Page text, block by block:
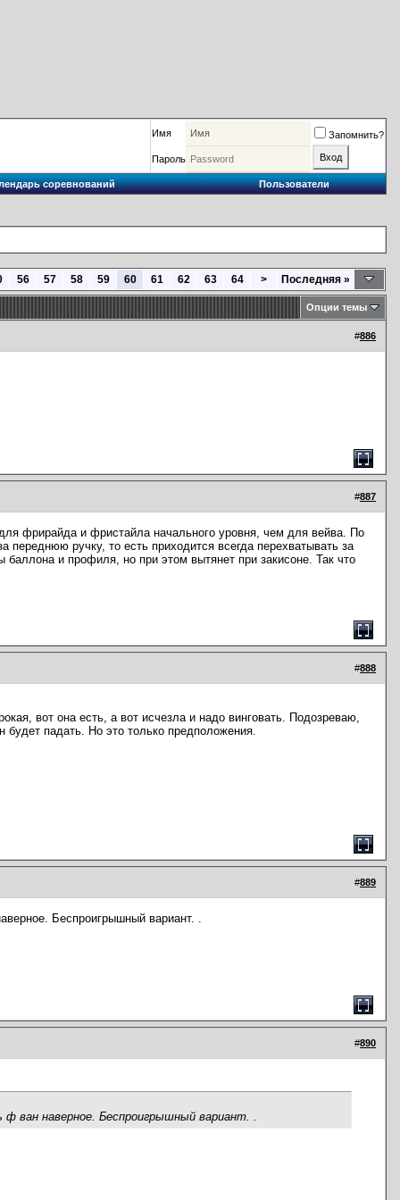
Имя Запомнить?
Пароль
соревнований Пользователи
56 57 58 59 60 61 62 63 64 > Последняя »
Опции темы
#886
#887
фрирайда и фристайла начального уровня, чем для вейва. По
ручку, то есть приходится всегда перехватывать за
и профиля, но при этом вытянет при закисоне. Так что
#888
вот она есть, а вот исчезла и надо винговать. Подозреваю,
будет падать. Но это только предположения.
#889
Беспроигрышный вариант. .
#890
ван наверное. Беспроигрышный вариант. .